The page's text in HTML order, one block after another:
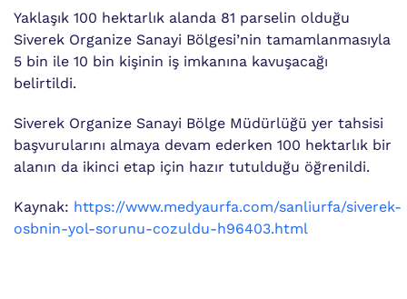
Yaklaşık 100 hektarlık alanda 81 parselin olduğu
Siverek Organize Sanayi Bölgesi’nin tamamlanmasıyla
5 bin ile 10 bin kişinin iş imkanına kavuşacağı
belirtildi.
Siverek Organize Sanayi Bölge Müdürlüğü yer tahsisi
başvurularını almaya devam ederken 100 hektarlık bir
alanın da ikinci etap için hazır tutulduğu öğrenildi.
Kaynak: https://www.medyaurfa.com/sanliurfa/siverek-
osbnin-yol-sorunu-cozuldu-h96403.html